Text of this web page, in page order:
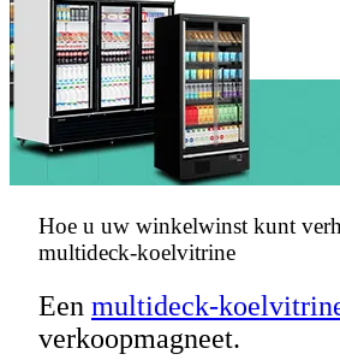
Hoe u uw winkelwinst kunt
multideck-koelvitrine
Een multideck-
verkoopmagneet.